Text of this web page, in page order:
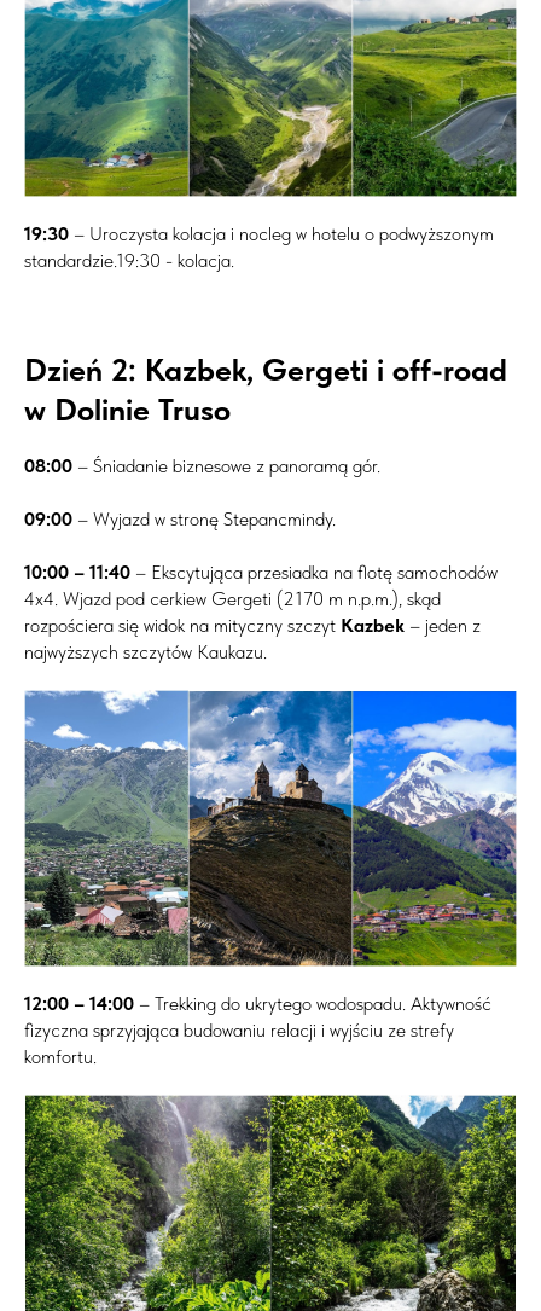
19:30 – Uroczysta kolacja i nocleg w hotelu o podwyższonym
standardzie.19:30 - kolacja.
Dzień 2: Kazbek, Gergeti i off-road
w Dolinie Truso
08:00 – Śniadanie biznesowe z panoramą gór.
09:00 – Wyjazd w stronę Stepancmindy.
10:00 – 11:40 – Ekscytująca przesiadka na flotę samochodów
4x4. Wjazd pod cerkiew Gergeti (2170 m n.p.m.), skąd
rozpościera się widok na mityczny szczyt Kazbek – jeden z
najwyższych szczytów Kaukazu.
12:00 – 14:00 – Trekking do ukrytego wodospadu. Aktywność
fizyczna sprzyjająca budowaniu relacji i wyjściu ze strefy
komfortu.